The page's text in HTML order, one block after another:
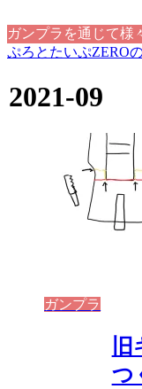
ガンプラを通じて様
ぷろとたいぷZERO
2021-09
ガンプラ
つ